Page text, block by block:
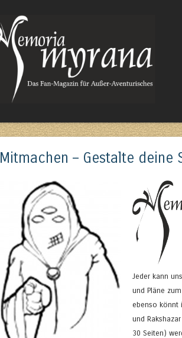
Mitmachen – Gestalte deine
Jeder kann
und Pläne
ebenso könnt
und
30 Seiten)